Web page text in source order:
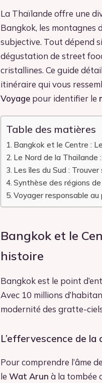
La Thaïlande offre une
Bangkok, les montagnes
subjective. Tout dépend
dégustation de street
cristallines. Ce guide
itinéraire qui vous
Voyage pour identifier le
Table des matières
Bangkok et le Centre :
Le Nord de la
Les îles du Sud :
Synthèse des régions
Voyager responsable au
Bangkok et le
histoire
Bangkok est le point
Avec 10 millions
modernité des gratte-
L’effervescence de
Pour comprendre l’âme
le Wat Arun à la tombée